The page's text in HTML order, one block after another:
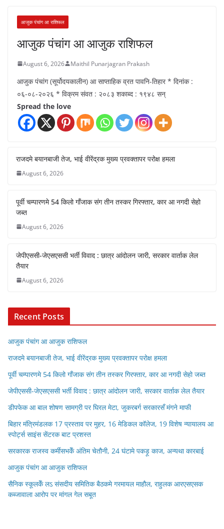
आजुक पंचांग आ राशिफल
आजुक पंचांग आ आजुक राशिफल
August 6, 2026 Maithil Punarjagran Prakash
आजुक पंचांग (सूर्योदयकालीन) आ साप्ताहिक व्रत पावनि-तिहार * दिनांक :
०६-०८-२०२६ * विक्रम संवत : २०८३ शकाब्द : १९४८ सन्
Spread the love
राजदमे बयानबाजी तेज, भाई वीरेंद्रक मुख्य प्रवक्तापर परोक्ष हमला
August 6, 2026
पूर्वी चम्पारणमे 54 किलो गाँजाक संग तीन तस्कर गिरफ्तार, कार आ नगदी सेहो
जब्त
August 6, 2026
जेपीएससी-जेएसएससी भर्ती विवाद : छात्र आंदोलन जारी, सरकार वार्ताक लेल
तैयार
August 6, 2026
Recent Posts
आजुक पंचांग आ आजुक राशिफल
राजदमे बयानबाजी तेज, भाई वीरेंद्रक मुख्य प्रवक्तापर परोक्ष हमला
पूर्वी चम्पारणमे 54 किलो गाँजाक संग तीन तस्कर गिरफ्तार, कार आ नगदी सेहो जब्त
जेपीएससी-जेएसएससी भर्ती विवाद : छात्र आंदोलन जारी, सरकार वार्ताक लेल तैयार
डीपफेक आ बाल शोषण सामग्री पर घिरल मेटा, जुकरबर्ग सरकारसँ मंगने माफी
बिहार मंत्रिमंडलक 17 प्रस्ताव पर मुहर, 16 मेडिकल कॉलेज, 19 विशेष न्यायालय आ
स्पोर्ट्स साइंस सेंटरक बाट प्रशस्त
सरकारक राजस्व कर्मीसभकेँ अंतिम चेतौनी, 24 घंटामे पकड़ू काज, अन्यथा कारबाई
आजुक पंचांग आ आजुक राशिफल
सैनिक स्कूलकेँ लऽ संसदीय समितिक बैठकमे गरमायल माहौल, राहुलक आरएसएसक
कब्जावाला आरोप पर मांगल गेल सबूत